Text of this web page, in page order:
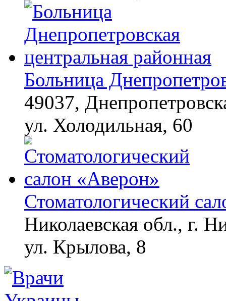
Больница
49037,
ул. Холодильная, 60
Стоматологический
Николаевская обл., г.
ул. Крылова, 8